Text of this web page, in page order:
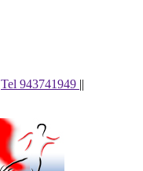
Tel 943741949 ||